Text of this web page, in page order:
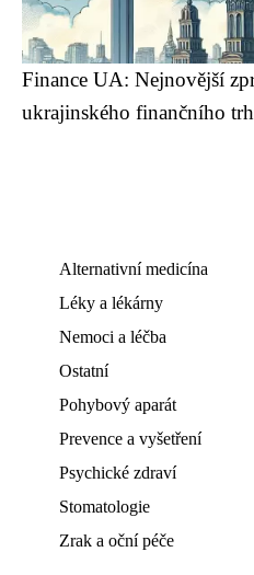
Finance UA: Nejnovější
ukrajinského finančního
Alternativní medicína
Léky a lékárny
Nemoci a léčba
Ostatní
Pohybový aparát
Prevence a vyšetření
Psychické zdraví
Stomatologie
Zrak a oční péče